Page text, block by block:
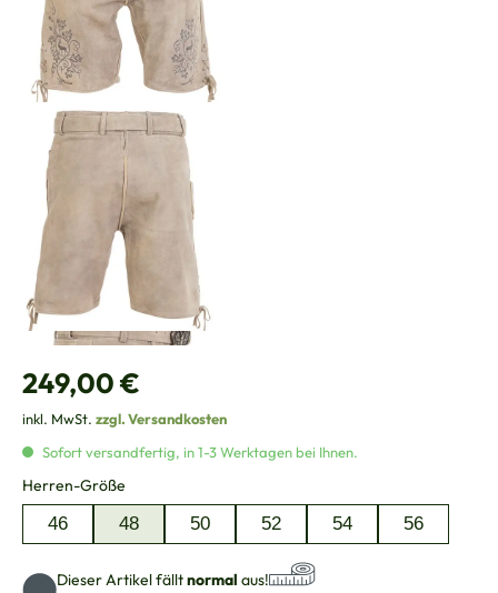
Regulärer Preis:
249,00 €
inkl. MwSt. zzgl. Versandkosten
Sofort versandfertig, in 1-3 Werktagen bei Ihnen.
Herren-Größe
46 48 50 52 54 56
Dieser Artikel fälltnormal aus!